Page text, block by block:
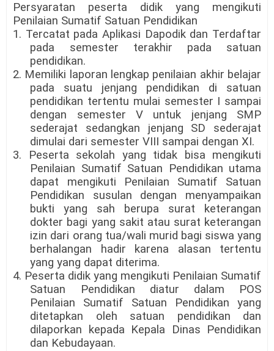
Persyaratan peserta didik yang mengikuti
Penilaian Sumatif Satuan Pendidikan
1. Tercatat pada Aplikasi Dapodik dan Terdaftar
pada semester terakhir pada satuan
pendidikan.
2. Memiliki laporan lengkap penilaian akhir belajar
pada suatu jenjang pendidikan di satuan
pendidikan tertentu mulai semester I sampai
dengan semester V untuk jenjang SMP
sederajat sedangkan jenjang SD sederajat
dimulai dari semester VIII sampai dengan XI.
3. Peserta sekolah yang tidak bisa mengikuti
Penilaian Sumatif Satuan Pendidikan utama
dapat mengikuti Penilaian Sumatif Satuan
Pendidikan susulan dengan menyampaikan
bukti yang sah berupa surat keterangan
dokter bagi yang sakit atau surat keterangan
izin dari orang tua/wali murid bagi siswa yang
berhalangan hadir karena alasan tertentu
yang yang dapat diterima.
4. Peserta didik yang mengikuti Penilaian Sumatif
Satuan Pendidikan diatur dalam POS
Penilaian Sumatif Satuan Pendidikan yang
ditetapkan oleh satuan pendidikan dan
dilaporkan kepada Kepala Dinas Pendidikan
dan Kebudayaan.